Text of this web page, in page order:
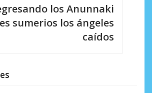
los Anunnaki
sumerios los ángeles
caídos